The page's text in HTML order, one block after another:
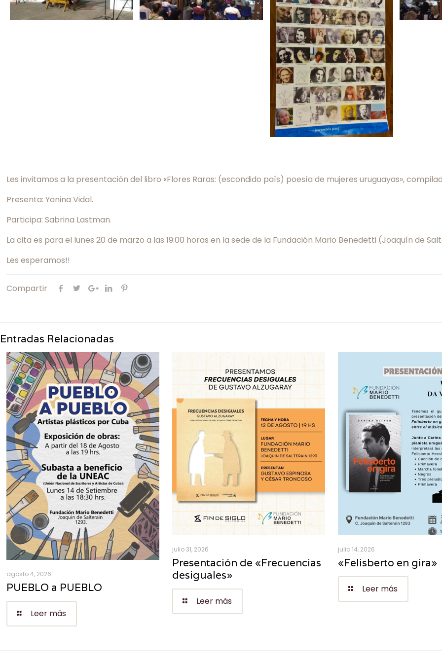
Les invitamos a la presentación del libro «Flores Raras: (escondido país) poesía de mujeres uruguayas»,
Presenta: Yanina Vidal.
Participa: Sabrina Lastman.
La cita es para el lunes 20 de marzo a las 19:00 horas en la sede de la Fundación Mario Benedetti (Joaquín de
Les esperamos!!
Compartir
Entradas Relacionadas
agosto 4, 2026
PUEBLO a PUEBLO
Leer más
julio 31, 2026
Presentación de «Frecuencias
desiguales»
Leer más
julio 14, 2026
«Felisberto en gira»
Leer más